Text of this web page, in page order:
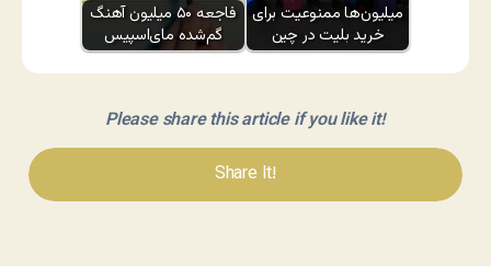
فاجعه ۵۰ میلیون آهنگ
گم‌شده مای‌اسپیس
میلیون‌ها ممنوعیت برای
خرید بلیت در چین
Please share this article if you like it!
Share It!